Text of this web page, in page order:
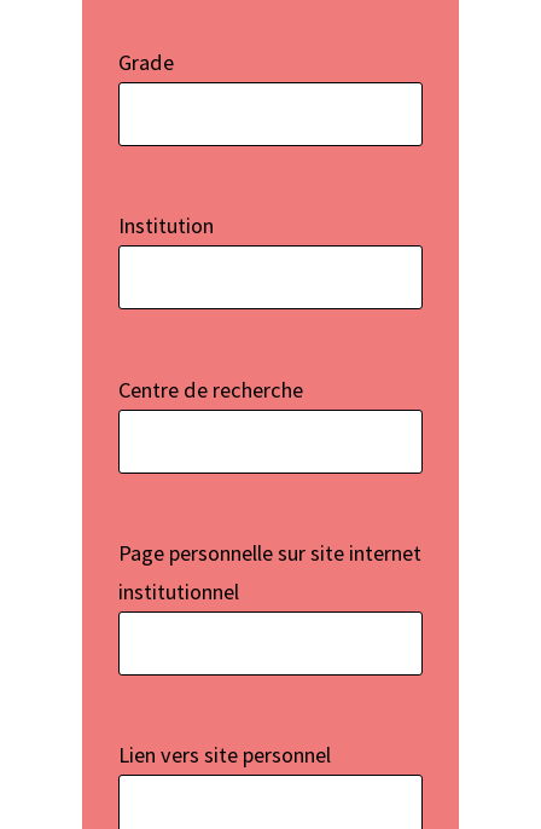
Grade
Institution
Centre de recherche
Page personnelle sur site internet
institutionnel
Lien vers site personnel